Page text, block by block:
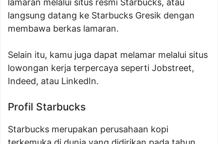
lamaran melalui situs resmi Starbucks, atau
langsung datang ke Starbucks Gresik dengan
membawa berkas lamaran.
Selain itu, kamu juga dapat melamar melalui situs
lowongan kerja terpercaya seperti Jobstreet,
Indeed, atau LinkedIn.
Profil Starbucks
Starbucks merupakan perusahaan kopi